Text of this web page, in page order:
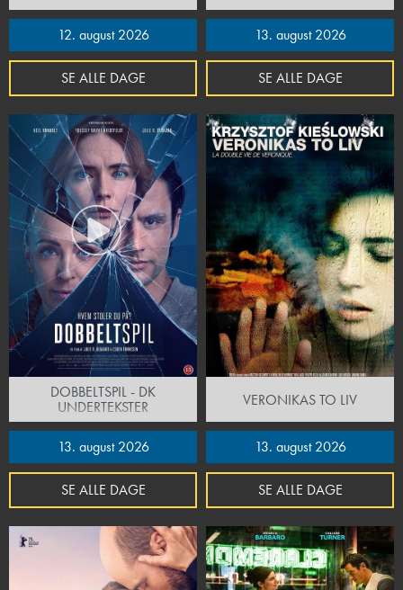
12. august 2026
SE ALLE DAGE
13. august 2026
SE ALLE DAGE
DOBBELTSPIL - DK
UNDERTEKSTER
13. august 2026
SE ALLE DAGE
VERONIKAS TO LIV
13. august 2026
SE ALLE DAGE